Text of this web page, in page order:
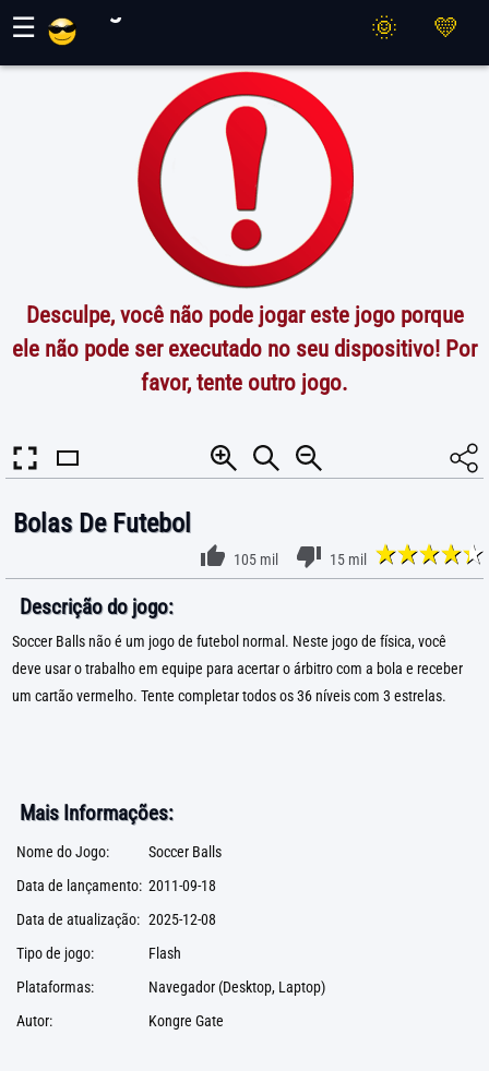
☰
Desculpe, você não pode jogar este jogo porque
ele não pode ser executado no seu dispositivo! Por
favor, tente outro jogo.
Bolas De Futebol
105 mil 15 mil
Descrição do jogo:
Soccer Balls não é um jogo de futebol normal. Neste jogo de física, você
deve usar o trabalho em equipe para acertar o árbitro com a bola e receber
um cartão vermelho. Tente completar todos os 36 níveis com 3 estrelas.
Mais Informações:
Nome do Jogo:
Soccer Balls
Data de lançamento: 2011-09-18
Data de atualização: 2025-12-08
Tipo de jogo:
Flash
Plataformas:
Navegador (Desktop, Laptop)
Autor:
Kongre Gate